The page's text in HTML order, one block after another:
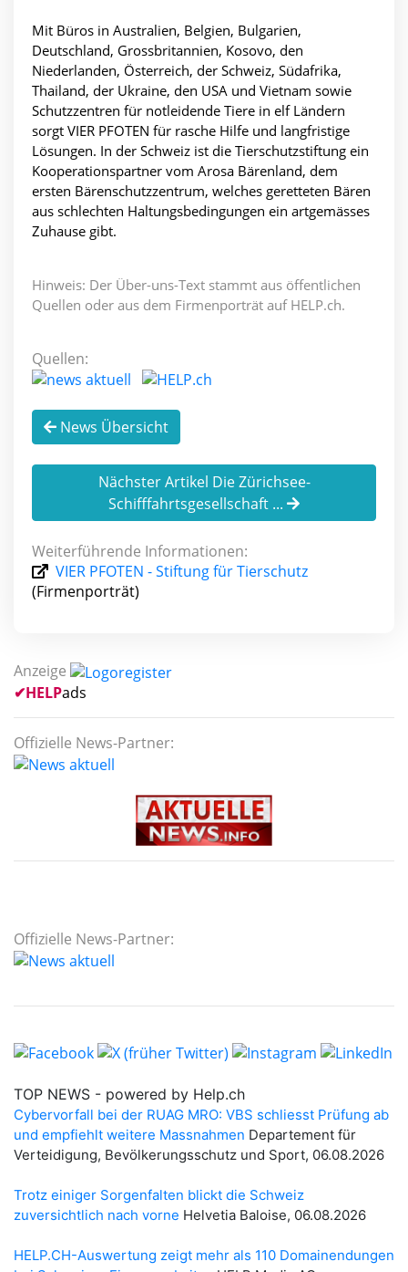
Mit Büros in Australien, Belgien, Bulgarien,
Deutschland, Grossbritannien, Kosovo, den
Niederlanden, Österreich, der Schweiz, Südafrika,
Thailand, der Ukraine, den USA und Vietnam sowie
Schutzzentren für notleidende Tiere in elf Ländern
sorgt VIER PFOTEN für rasche Hilfe und langfristige
Lösungen. In der Schweiz ist die Tierschutzstiftung ein
Kooperationspartner vom Arosa Bärenland, dem
ersten Bärenschutzzentrum, welches geretteten Bären
aus schlechten Haltungsbedingungen ein artgemässes
Zuhause gibt.
Hinweis: Der Über-uns-Text stammt aus öffentlichen
Quellen oder aus dem Firmenporträt auf HELP.ch.
Quellen:
News Übersicht
Nächster Artikel Die Zürichsee-
Schifffahrtsgesellschaft ...
Weiterführende Informationen:
VIER PFOTEN - Stiftung für Tierschutz
(Firmenporträt)
Anzeige
✔HELPads
Offizielle News-Partner:
Offizielle News-Partner: